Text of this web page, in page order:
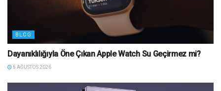
BLOG
Dayanıklılığıyla Öne Çıkan Apple Watch Su Geçirmez mi?
5 AĞUSTOS 2026